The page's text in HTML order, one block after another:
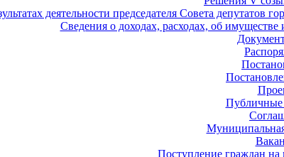
деятельности председателя Совета депутатов
Сведения о доходах, расходах, об имуществе
Публичные
Поступление граждан